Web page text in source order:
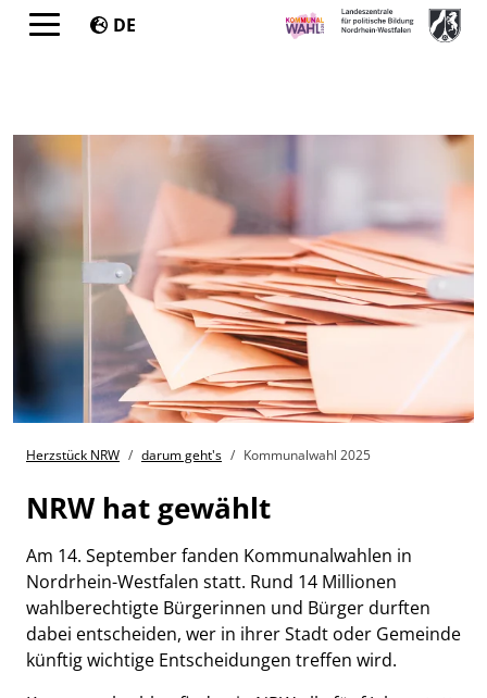
Springe direkt zu:
DE
Sie sind hier:
You are here:
Herzstück NRW darum geht's Kommunalwahl 2025
NRW hat gewählt
Am 14. September fanden Kommunalwahlen in
Nordrhein-Westfalen statt. Rund 14 Millionen
wahlberechtigte Bürgerinnen und Bürger durften
dabei entscheiden, wer in ihrer Stadt oder Gemeinde
künftig wichtige Entscheidungen treffen wird.